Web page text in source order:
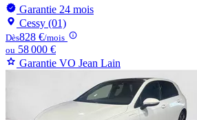
Garantie 24 mois
Cessy (01)
Dès828 €/mois
ou 58 000 €
Garantie VO Jean Lain